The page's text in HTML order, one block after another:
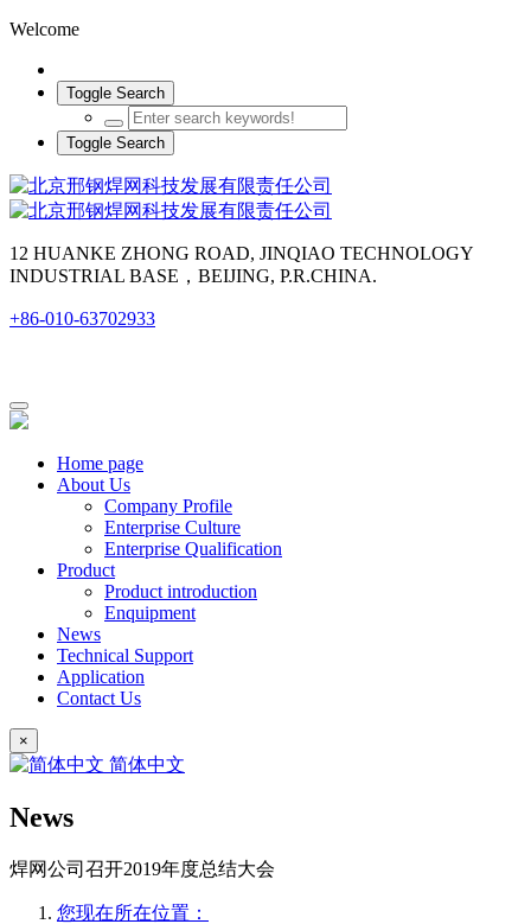
Welcome
Toggle Search
Toggle Search
12 HUANKE ZHONG ROAD, JINQIAO TECHNOLOGY
INDUSTRIAL BASE，BEIJING, P.R.CHINA.
+86-010-63702933
Home page
About Us
Company Profile
Enterprise Culture
Enterprise Qualification
Product
Product introduction
Enquipment
News
Technical Support
Application
Contact Us
×
简体中文
News
焊网公司召开2019年度总结大会
您现在所在位置：